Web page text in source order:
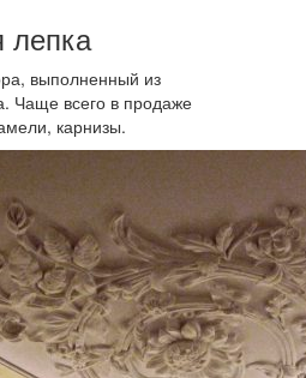
лепка
выполненный из
Чаще всего в продаже
карнизы.